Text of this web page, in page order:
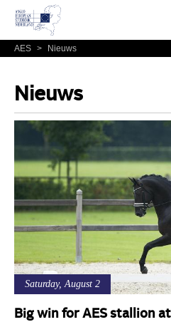
AES > Nieuws
Nieuws
Saturday, August 2
Big win for AES stallion